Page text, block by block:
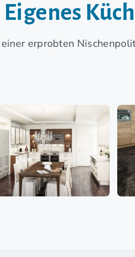
erprobten